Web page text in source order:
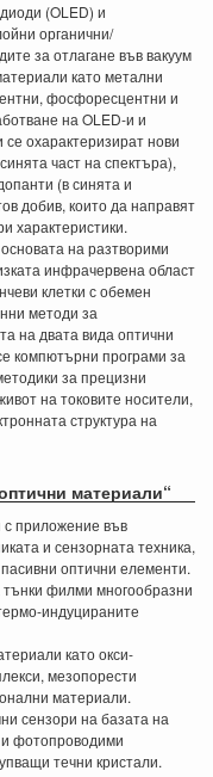
(OLED) и
органични/
за отлагане във вакуум
като метални
фосфоресцентни и
на OLED-и и
охарактеризират нови
част на спектъра),
(в синята и
добив, които да направят
характеристики.
на разтворими
инфрачервена област
клетки с обемен
методи за
на двата вида оптични
компютърни програми за
за прецизни
на токовите носители,
структура на
материали“
с приложение във
и сензорната техника,
оптични елементи.
филми многообразни
индуцираните
като окси-
мезопорести
материали.
сензори на базата на
и фотопроводими
течни кристали.